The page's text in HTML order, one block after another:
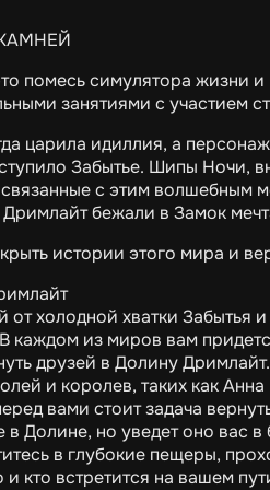
помесь симулятора жизни
занятиями с участием
царила идиллия, а
Забытье. Шипы Ночи,
с этим
бежали в Замок
истории этого мира и
от холодной хватки Забытья
каждом из миров вам
друзей в Долину
и королев, таких как
вами стоит задача
Долине, но уведет оно вас
в глубокие пещеры,
и кто встретится на вашем